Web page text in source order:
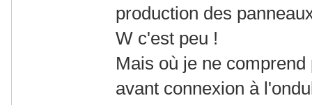
production des
W c'est peu !
Mais où je ne
avant connexion à